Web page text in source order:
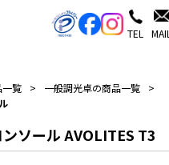
TEL MAIL
一覧
一般調光卓の商品一覧
ソール AVOLITES T3